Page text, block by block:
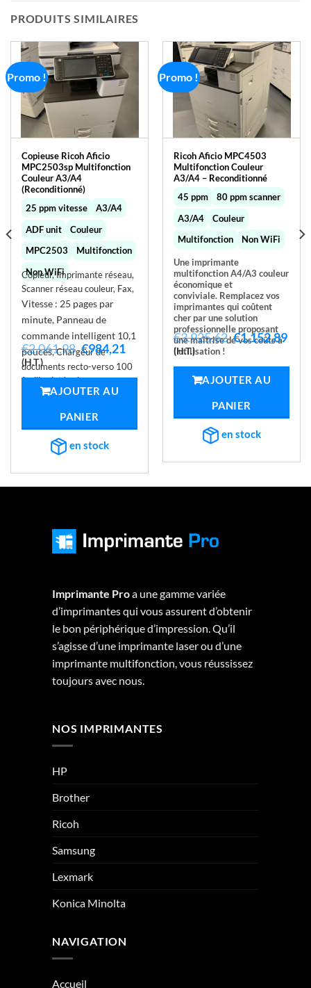
PRODUITS SIMILAIRES
Promo !
Copieuse Ricoh Aficio
MPC2503sp Multifonction
Couleur A3/A4
(Reconditionné)
25 ppm vitesse
A3/A4
ADF unit
Couleur
MPC2503
Multifonction
Non WiFi
Copieur, Imprimante réseau,
Scanner réseau couleur, Fax,
Vitesse : 25 pages par
minute, Panneau de
commande intelligent 10,1
pouces,Chargeur de
documents recto-verso 100
feuilles intégré
€2.061,98 Le
prix
initial
était :
€2.061,98.
€984,21
prix
actuel
(H.T.)
AJOUTER AU
PANIER
en stock
Promo !
Ricoh Aficio MPC4503
Multifonction Couleur
A3/A4 – Reconditionné
45 ppm
80 ppm scanner
A3/A4
Couleur
Multifonction
Non WiFi
Une imprimante
multifonction A4/A3 couleur
économique et
conviviale. Remplacez vos
imprimantes qui coûtent
cher par une solution
professionnelle proposant
une maîtrise de vos coûts à
l’utilisation !
€3.925,62 Le
était :
€3.925,62.
€1.152,89Le
(H.T.)
AJOUTER AU
PANIER
en stock
Imprimante Proa une gamme variée
d’imprimantes qui vous assurent d’obtenir
le bon périphérique d’impression. Qu’il
s’agisse d’une imprimante laser ou d’une
imprimante multifonction, vous réussissez
toujours avec nous.
NOS IMPRIMANTES
HP
Brother
Ricoh
Samsung
Lexmark
Konica Minolta
NAVIGATION
Accueil